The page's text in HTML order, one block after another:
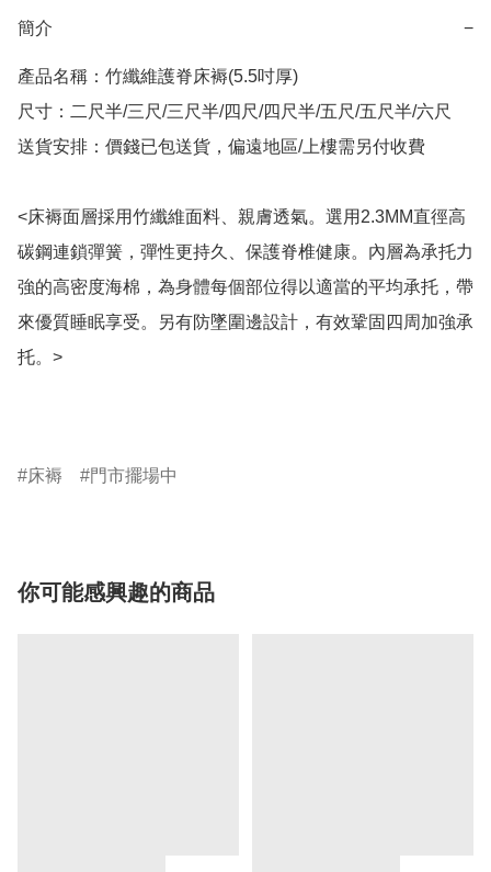
簡介 −
產品名稱：竹纖維護脊床褥(5.5吋厚)
尺寸：二尺半/三尺/三尺半/四尺/四尺半/五尺/五尺半/六尺
送貨安排：價錢已包送貨，偏遠地區/上樓需另付收費
<床褥面層採用竹纖維面料、親膚透氣。選用2.3MM直徑高
碳鋼連鎖彈簧，彈性更持久、保護脊椎健康。內層為承托力
強的高密度海棉，為身體每個部位得以適當的平均承托，帶
來優質睡眠享受。另有防墜圍邊設計，有效鞏固四周加強承
托。>
床褥 門市擺場中
你可能感興趣的商品